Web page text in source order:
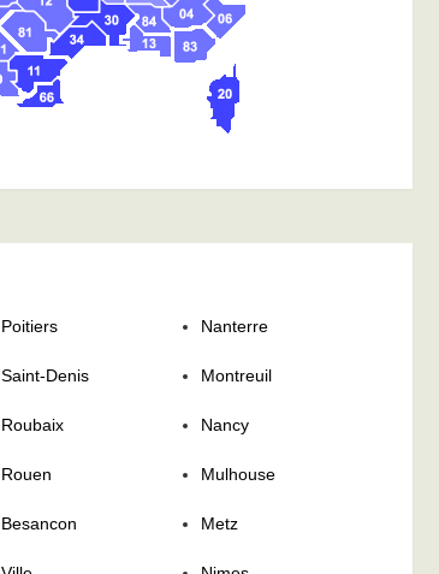
Poitiers Nanterre
Saint-Denis Montreuil
Roubaix Nancy
Rouen Mulhouse
Besancon Metz